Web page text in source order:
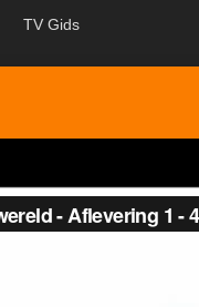
TV Gids